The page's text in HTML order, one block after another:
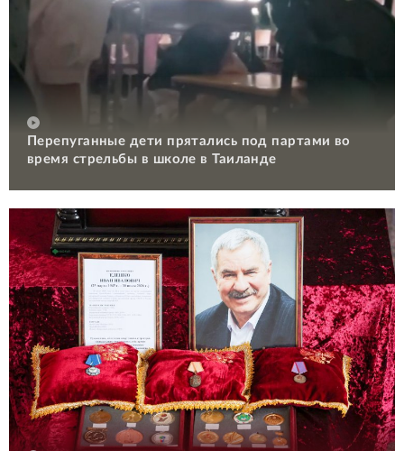
Перепуганные дети прятались под партами во
время стрельбы в школе в Таиланде